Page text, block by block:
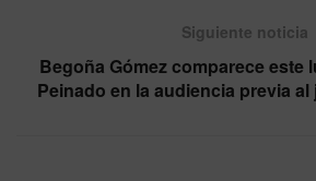
Siguiente noticia
Begoña Gómez comparece este
Peinado en la audiencia previa